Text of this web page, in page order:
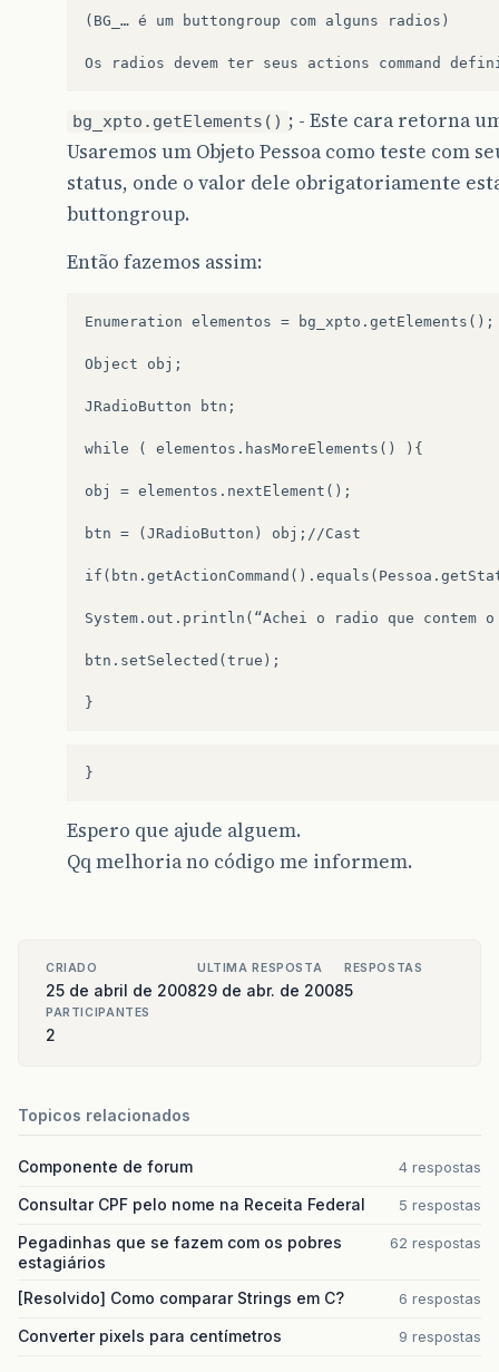
(BG_… é um buttongroup com alguns radios)
bg_xpto.getElements() ; - Este cara retorna
Usaremos um Objeto Pessoa como teste com
status, onde o valor dele obrigatoriamente
buttongroup.
Então fazemos assim:
Enumeration elementos = bg_xpto.getElements();
Object obj;
JRadioButton btn;
while ( elementos.hasMoreElements() ){
obj = elementos.nextElement();
btn = (JRadioButton) obj;//Cast
System.out.println(“Achei o radio que contem o
btn.setSelected(true);
Espero que ajude alguem.
Qq melhoria no código me informem.
CRIADO
25 de abril de 2008
ULTIMA RESPOSTA
29 de abr. de 2008
RESPOSTAS
5
PARTICIPANTES
2
Topicos relacionados
Componente de forum 4 respostas
Consultar CPF pelo nome na Receita Federal 5 respostas
Pegadinhas que se fazem com os pobres
estagiários
62 respostas
[Resolvido] Como comparar Strings em C? 6 respostas
Converter pixels para centímetros 9 respostas